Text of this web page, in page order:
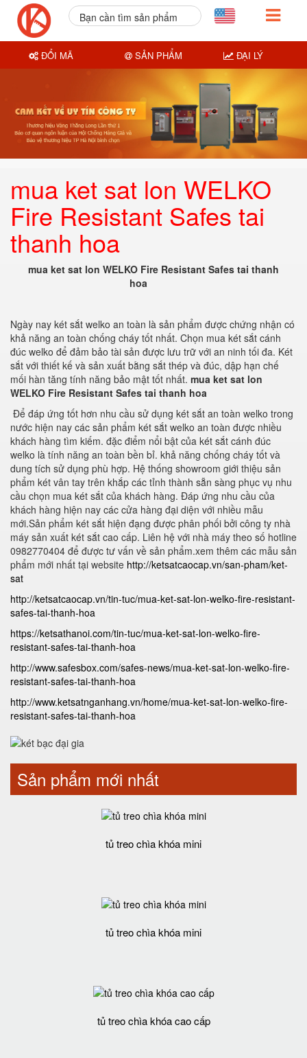
mua ket sat lon WELKO
Fire Resistant Safes tai
thanh hoa
mua ket sat lon WELKO Fire Resistant Safes tai thanh
hoa
Ngày nay két sắt welko an toàn là sản phẩm được chứng nhận có
khả năng an toàn chống cháy tốt nhất. Chọn mua két sắt cánh
đúc welko để đảm bảo tài sản được lưu trữ với an ninh tối đa. Két
sắt với thiết kế và sản xuất bằng sắt thép và đúc, dập hạn chế
mối hàn tăng tính năng bảo mật tốt nhất. mua ket sat lon
WELKO Fire Resistant Safes tai thanh hoa
Để đáp ứng tốt hơn nhu cầu sử dụng két sắt an toàn welko trong
nước hiện nay các sản phẩm két sắt welko an toàn được nhiều
khách hàng tìm kiếm. đặc điểm nổi bật của két sắt cánh đúc
welko là tính năng an toàn bền bỉ. khả năng chống cháy tốt và
dung tích sử dụng phù hợp. Hệ thống showroom giới thiệu sản
phẩm két vân tay trên khắp các tỉnh thành sẵn sàng phục vụ nhu
cầu chọn mua két sắt của khách hàng. Đáp ứng nhu cầu của
khách hàng hiện nay các cửa hàng đại diện với nhiều mẫu
mới.Sản phẩm két sắt hiện đạng được phân phối bởi công ty nhà
máy sản xuất két sắt cao cấp. Liên hệ với nhà máy theo số hotline
0982770404 để được tư vấn về sản phẩm.xem thêm các mẫu sản
phẩm mới nhất tại website http://ketsatcaocap.vn/san-pham/ket-
sat
http://ketsatcaocap.vn/tin-tuc/mua-ket-sat-lon-welko-fire-resistant-
safes-tai-thanh-hoa
https://ketsathanoi.com/tin-tuc/mua-ket-sat-lon-welko-fire-
resistant-safes-tai-thanh-hoa
http://www.safesbox.com/safes-news/mua-ket-sat-lon-welko-fire-
resistant-safes-tai-thanh-hoa
http://www.ketsatnganhang.vn/home/mua-ket-sat-lon-welko-fire-
resistant-safes-tai-thanh-hoa
Sản phẩm mới nhất
tủ treo chìa khóa mini
tủ treo chìa khóa mini
tủ treo chìa khóa cao cấp
Bạn cần tìm sản phẩm
ĐỔI MÃ SẢN PHẨM ĐẠI LÝ